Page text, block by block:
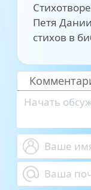
Петя
стихов в